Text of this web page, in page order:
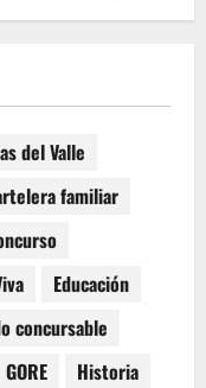
del Valle
familiar
Educación
concursable
GORE
Historia